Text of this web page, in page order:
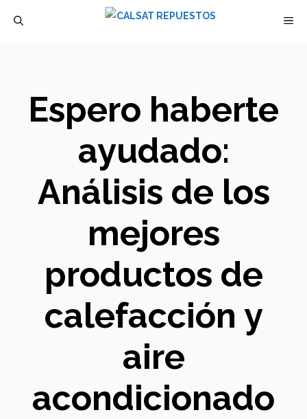
Espero haberte
ayudado:
Análisis de los
mejores
productos de
calefacción y
aire
acondicionado